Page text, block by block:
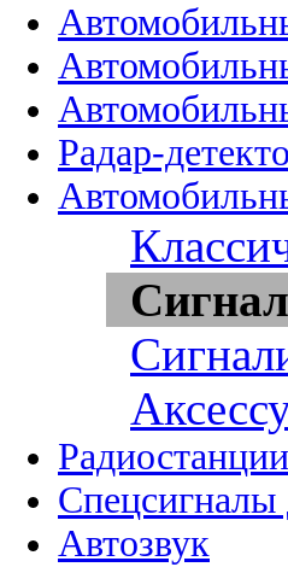
Радар-
Радиостанции
Спецсигналы
Автозвук